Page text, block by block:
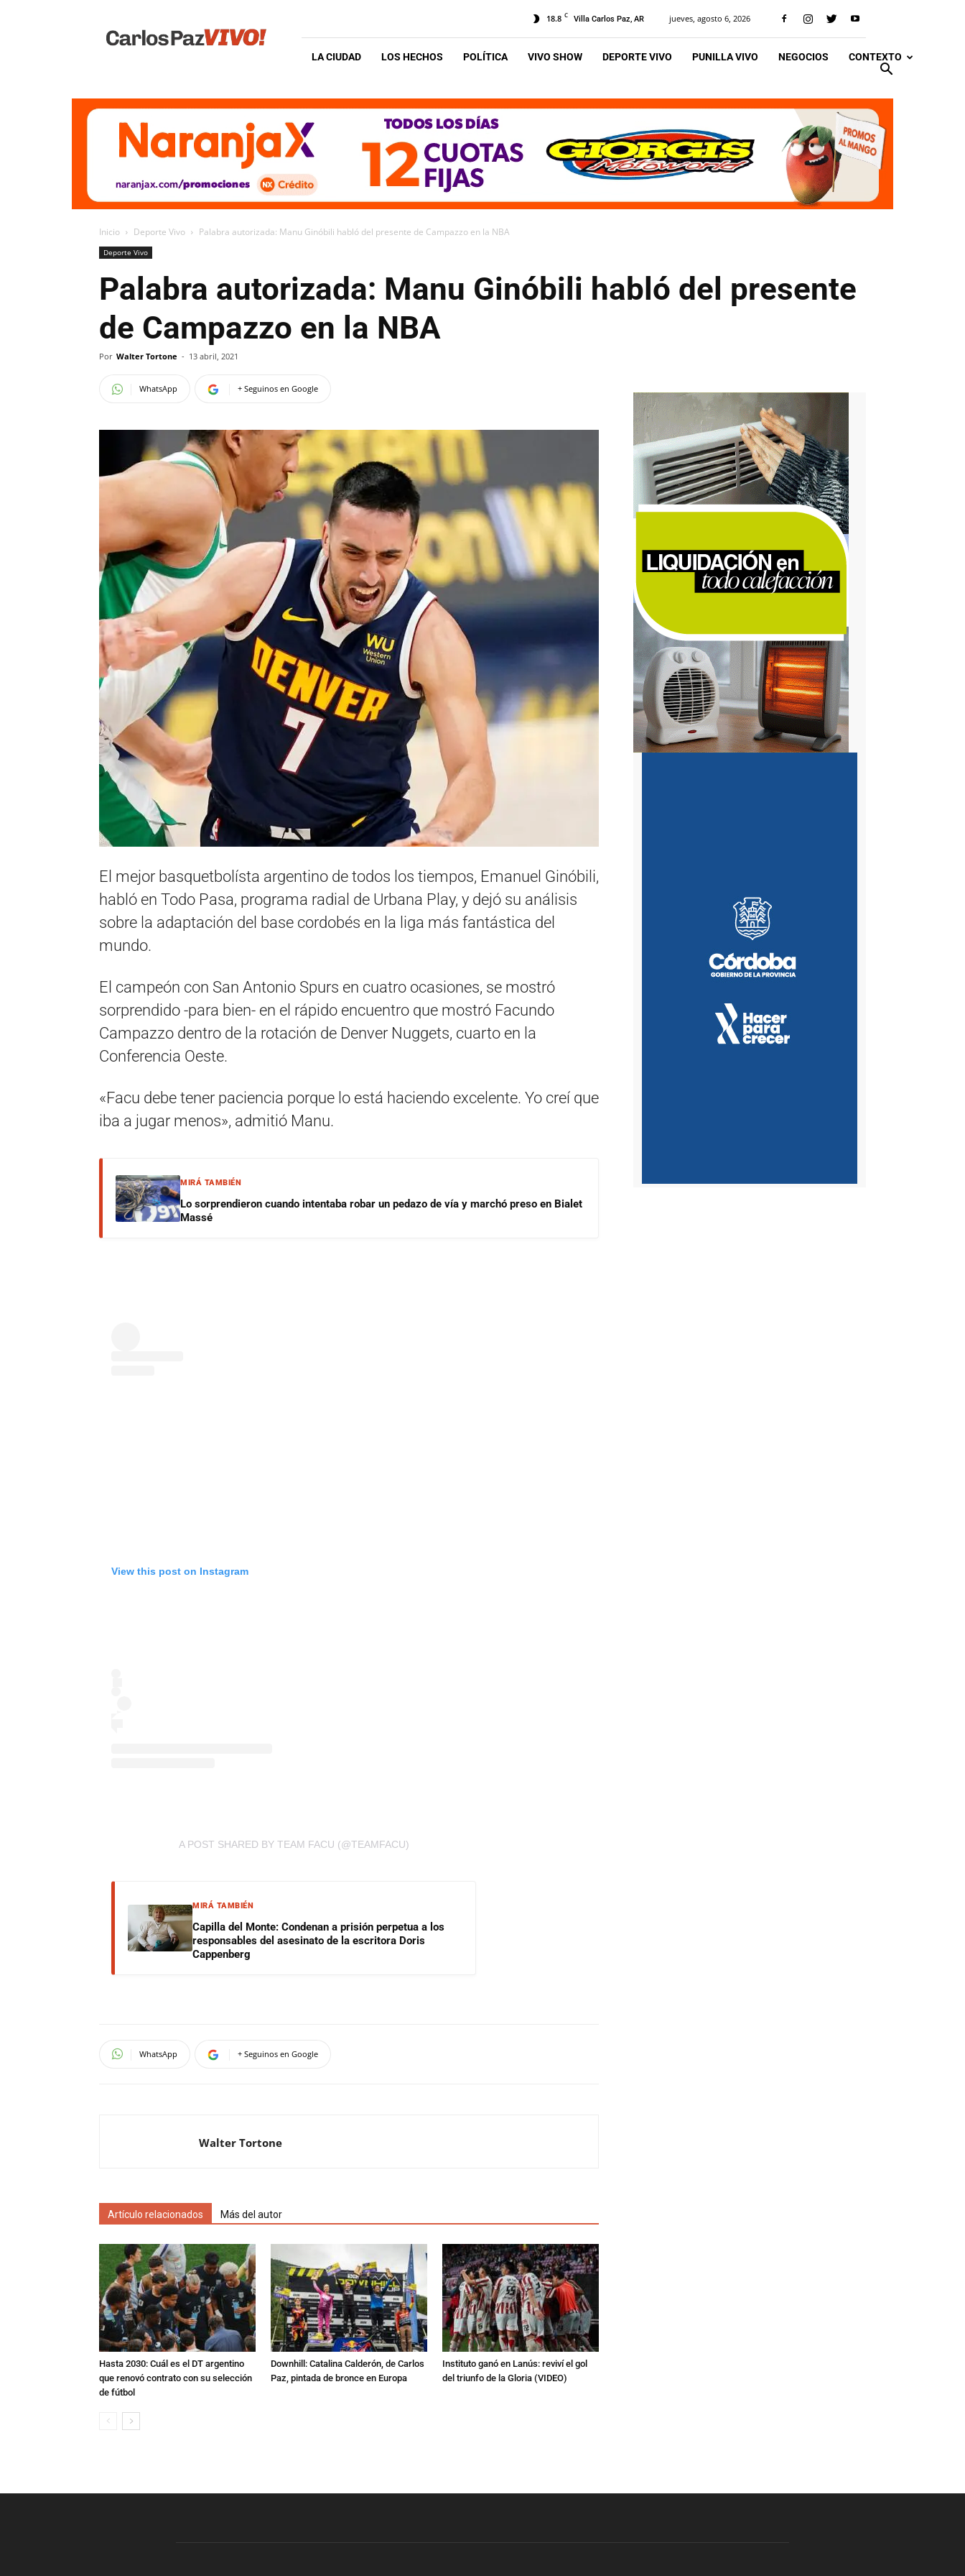
Vivo
18.8 C Villa Carlos Paz, AR jueves, agosto 6, 2026
LA CIUDAD LOS HECHOS POLÍTICA VIVO SHOW DEPORTE VIVO PUNILLA VIVO NEGOCIOS CONTEXTO
Inicio Deporte Vivo Palabra autorizada: Manu Ginóbili habló del presente de Campazzo en la NBA
Deporte Vivo
Palabra autorizada: Manu Ginóbili habló del presente
de Campazzo en la NBA
Por Walter Tortone - 13 abril, 2021
WhatsApp + Seguinos en Google
El mejor basquetbolísta argentino de todos los tiempos, Emanuel Ginóbili,
habló en Todo Pasa, programa radial de Urbana Play, y dejó su análisis
sobre la adaptación del base cordobés en la liga más fantástica del
mundo.
El campeón con San Antonio Spurs en cuatro ocasiones, se mostró
sorprendido -para bien- en el rápido encuentro que mostró Facundo
Campazzo dentro de la rotación de Denver Nuggets, cuarto en la
Conferencia Oeste.
«Facu debe tener paciencia porque lo está haciendo excelente. Yo creí que
iba a jugar menos», admitió Manu.
MIRÁ TAMBIÉN
Lo sorprendieron cuando intentaba robar un pedazo de vía y marchó preso en Bialet
Massé
View this post on Instagram
A POST SHARED BY TEAM FACU (@TEAMFACU)
MIRÁ TAMBIÉN
Capilla del Monte: Condenan a prisión perpetua a los
responsables del asesinato de la escritora Doris
Cappenberg
WhatsApp + Seguinos en Google
Walter Tortone
Artículo relacionados Más del autor
Hasta 2030: Cuál es el DT argentino
que renovó contrato con su selección
de fútbol
Downhill: Catalina Calderón, de Carlos
Paz, pintada de bronce en Europa
Instituto ganó en Lanús: reviví el gol
del triunfo de la Gloria (VIDEO)